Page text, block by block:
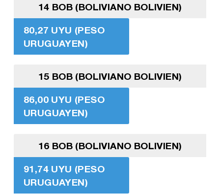
14 BOB (BOLIVIANO BOLIVIEN)
80,27 UYU (PESO
URUGUAYEN)
15 BOB (BOLIVIANO BOLIVIEN)
86,00 UYU (PESO
URUGUAYEN)
16 BOB (BOLIVIANO BOLIVIEN)
91,74 UYU (PESO
URUGUAYEN)